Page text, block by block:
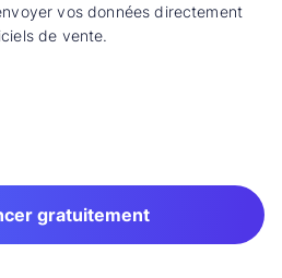
vos données directement
de vente.
gratuitement